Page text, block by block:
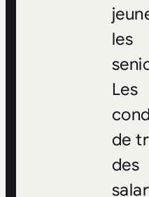
les
Les
de
des